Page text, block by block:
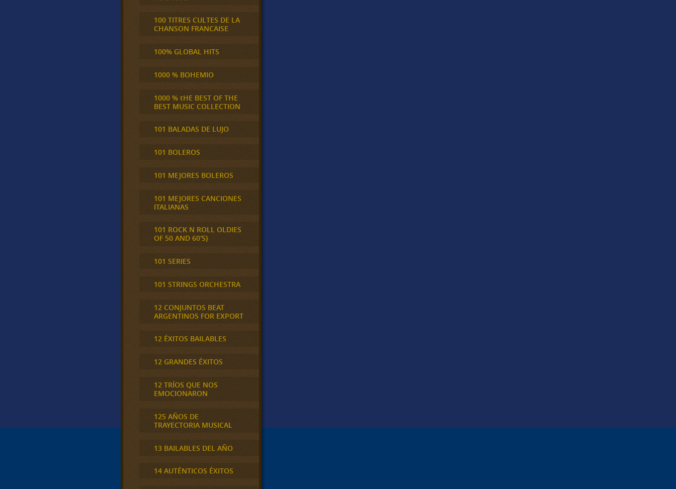
100 TITRES CULTES DE LA
CHANSON FRANCAISE
100% GLOBAL HITS
1000 % BOHEMIO
1000 % tHE BEST OF THE
BEST MUSIC COLLECTION
101 BALADAS DE LUJO
101 BOLEROS
101 MEJORES BOLEROS
101 MEJORES CANCIONES
ITALIANAS
101 ROCK N ROLL OLDIES
OF 50 AND 60'S}
101 SERIES
101 STRINGS ORCHESTRA
12 CONJUNTOS BEAT
ARGENTINOS FOR EXPORT
12 ÉXITOS BAILABLES
12 GRANDES ÉXITOS
12 TRÍOS QUE NOS
EMOCIONARON
125 AÑOS DE
TRAYECTORIA MUSICAL
13 BAILABLES DEL AÑO
14 AUTÉNTICOS ÉXITOS